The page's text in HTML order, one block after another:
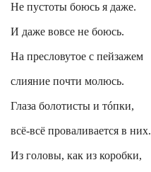
Не пустоты боюсь я даже.
И даже вовсе не боюсь.
На пресловутое с пейзажем
слияние почти молюсь.
Глаза болотисты и тóпки,
всё-всё проваливается в них.
Из головы, как из коробки,